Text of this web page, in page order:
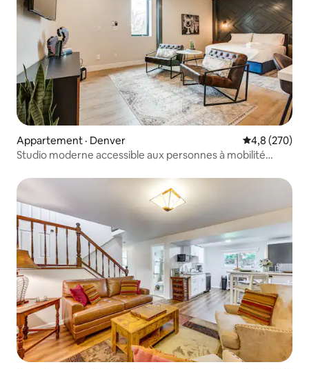
Appartement · Denver Note
4,8 (270)
Studio moderne accessible aux personnes à mobilité